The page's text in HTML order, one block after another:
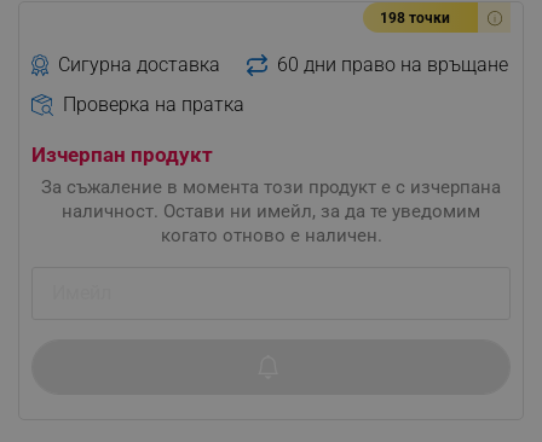
198 точки
Сигурна доставка
60 дни право на връщане
Проверка на пратка
Изчерпан продукт
За съжаление в момента този продукт е с изчерпана
наличност. Остави ни имейл, за да те уведомим
когато отново е наличен.